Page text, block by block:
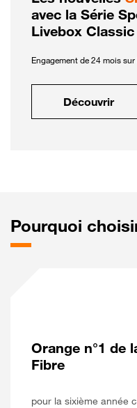
avec la Série
Livebox
Engagement de 24 mois
Découvrir
Pourquoi
Orange n°1 de
Fibre
pour la sixième année